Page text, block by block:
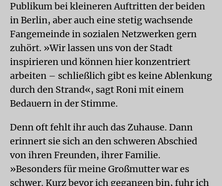
Publikum bei kleineren Auftritten der beiden
in Berlin, aber auch eine stetig wachsende
Fangemeinde in sozialen Netzwerken gern
zuhört. »Wir lassen uns von der Stadt
inspirieren und können hier konzentriert
arbeiten – schließlich gibt es keine Ablenkung
durch den Strand«, sagt Roni mit einem
Bedauern in der Stimme.
Denn oft fehlt ihr auch das Zuhause. Dann
erinnert sie sich an den schweren Abschied
von ihren Freunden, ihrer Familie.
»Besonders für meine Großmutter war es
schwer. Kurz bevor ich gegangen bin, fuhr ich